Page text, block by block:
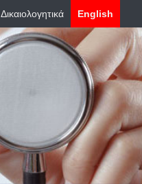
Δικαιολογητικά English